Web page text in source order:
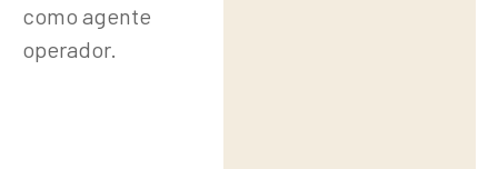
como agente
operador.